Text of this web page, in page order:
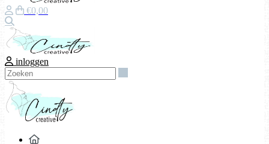
€0,00
inloggen